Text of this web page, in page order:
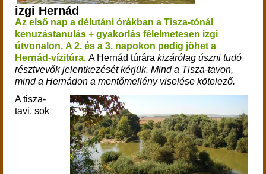
izgi Hernád
Az első nap a délutáni órákban a Tisza-tónál
kenuzástanulás + gyakorlás félelmetesen izgi
útvonalon. A 2. és a 3. napokon pedig jöhet a
Hernád-vízitúra. A Hernád túrára kizárólag úszni tudó
résztvevők jelentkezését kérjük. Mind a Tisza-tavon,
mind a Hernádon a mentőmellény viselése kötelező.
A tisza-
tavi, sok